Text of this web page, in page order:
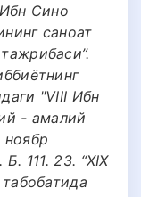
Сино
саноат
"VIII Ибн
- амалий
111. 23. “ХIХ